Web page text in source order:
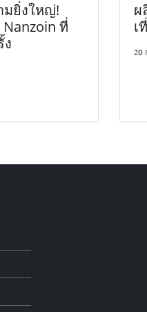
มยิ่งใหญ่!
ที่
ผ
เ
20